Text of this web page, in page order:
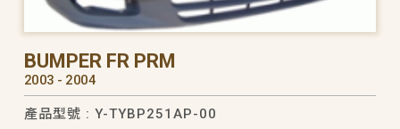
BUMPER FR PRM
2003 - 2004
產品型號 : Y-TYBP251AP-00